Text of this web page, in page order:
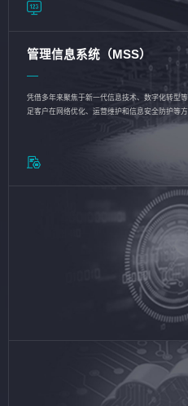
管理信息系统（MSS）
凭借多年来聚焦于新一代信息技术、数字化转型
足客户在网络优化、运营维护和信息安全防护等